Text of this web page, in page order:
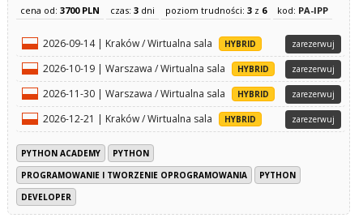
cena od: 3700 PLN czas: 3dni poziom trudności: 3z 6 kod: PA-IPP
2026-09-14 | Kraków / Wirtualna sala HYBRID zarezerwuj
2026-10-19 | Warszawa / Wirtualna sala HYBRID zarezerwuj
2026-11-30 | Warszawa / Wirtualna sala HYBRID zarezerwuj
2026-12-21 | Kraków / Wirtualna sala HYBRID zarezerwuj
PYTHON ACADEMY
PYTHON
PROGRAMOWANIE I TWORZENIE OPROGRAMOWANIA
PYTHON
DEVELOPER